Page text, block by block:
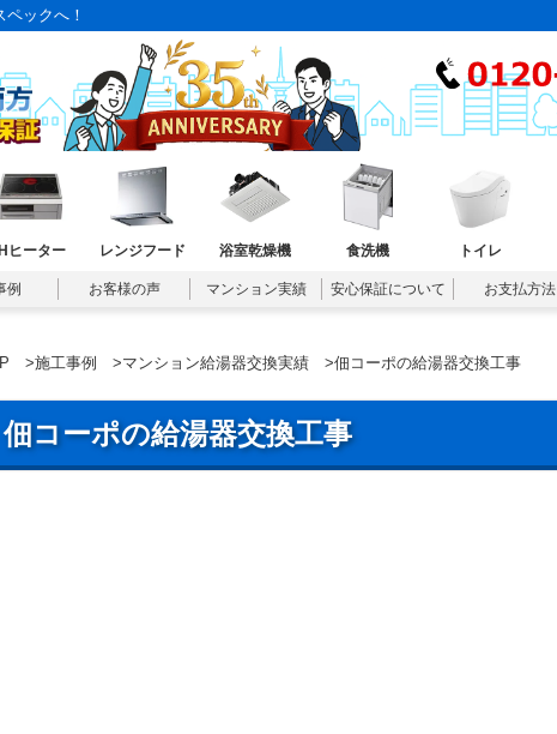
ックへ！
IHヒーター レンジフード 浴室乾燥機 食洗機 トイレ
例 お客様の声 マンション実績 安心保証について お支払方法
>施工事例 >マンション給湯器交換実績 >佃コーポの給湯器交換工事
佃コーポの給湯器交換工事